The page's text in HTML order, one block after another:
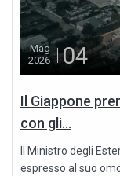
Mag
2026
04
Il Giappone
con gli...
Il Ministro degli
espresso al suo